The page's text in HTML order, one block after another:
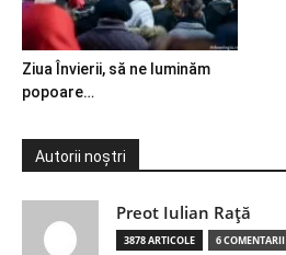
Ziua Învierii, să ne luminăm
popoare…
Autorii noștri
Preot Iulian Raţă
3878 ARTICOLE 6 COMENTARII